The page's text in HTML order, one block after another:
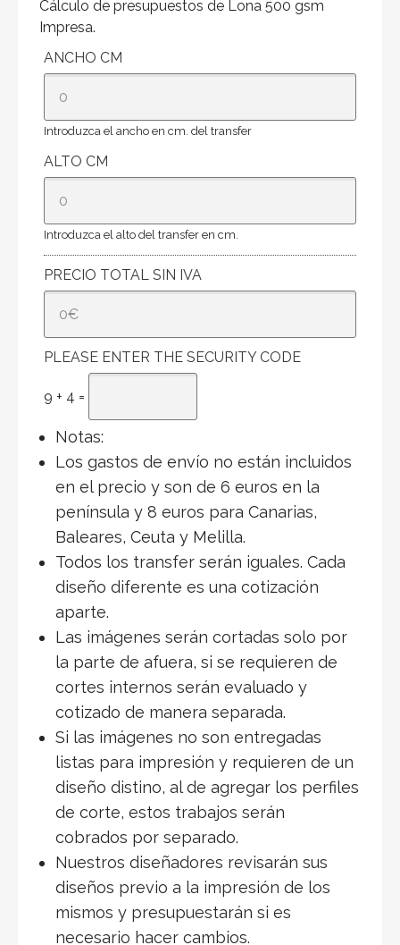
Cálculo de presupuestos de Lona 500 gsm
Impresa.
ANCHO CM
Introduzca el ancho en cm. del transfer
ALTO CM
Introduzca el alto del transfer en cm.
PRECIO TOTAL SIN IVA
PLEASE ENTER THE SECURITY CODE
9 + 4 =
Notas:
Los gastos de envío no están incluidos
en el precio y son de 6 euros en la
península y 8 euros para Canarias,
Baleares, Ceuta y Melilla.
Todos los transfer serán iguales. Cada
diseño diferente es una cotización
aparte.
Las imágenes serán cortadas solo por
la parte de afuera, si se requieren de
cortes internos serán evaluado y
cotizado de manera separada.
Si las imágenes no son entregadas
listas para impresión y requieren de un
diseño distino, al de agregar los perfiles
de corte, estos trabajos serán
cobrados por separado.
Nuestros diseñadores revisarán sus
diseños previo a la impresión de los
mismos y presupuestarán si es
necesario hacer cambios.